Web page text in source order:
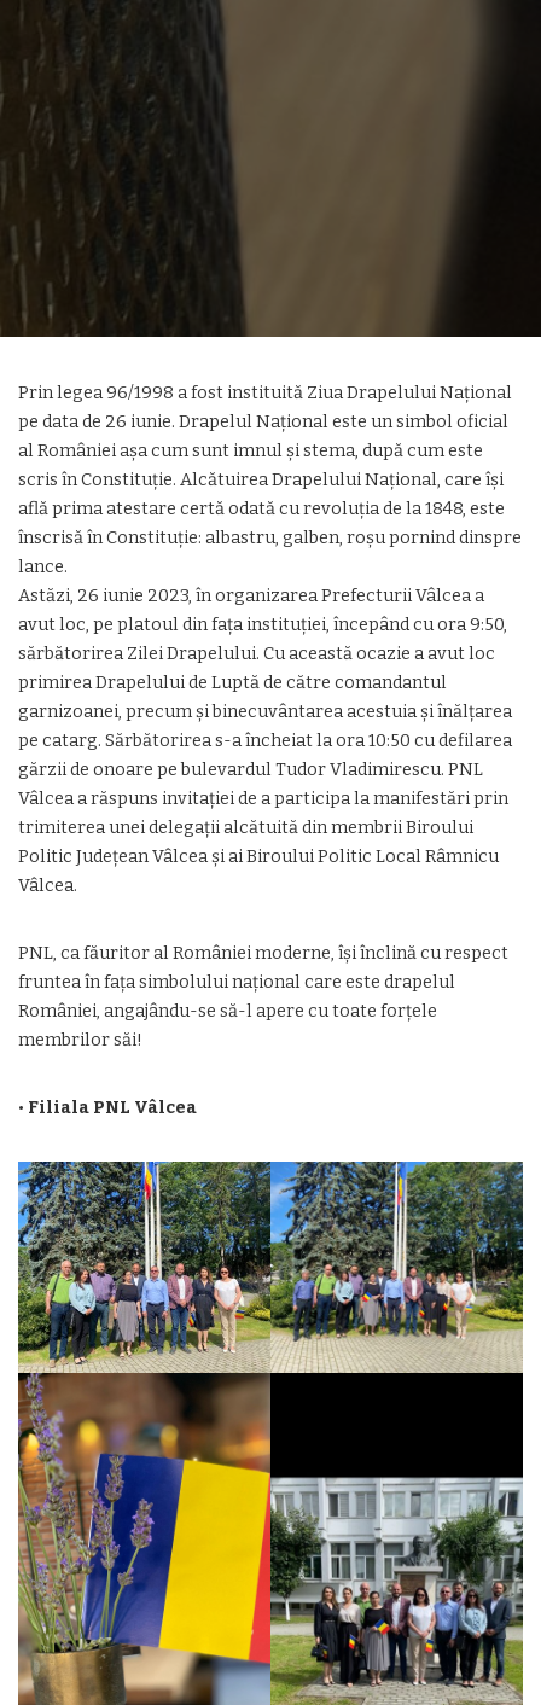
Prin legea 96/1998 a fost instituită Ziua Drapelului Național
pe data de 26 iunie. Drapelul Național este un simbol oficial
al României așa cum sunt imnul și stema, după cum este
scris în Constituţie. Alcătuirea Drapelului Național, care își
află prima atestare certă odată cu revoluția de la 1848, este
înscrisă în Constituţie: albastru, galben, roșu pornind dinspre
lance.
Astăzi, 26 iunie 2023, în organizarea Prefecturii Vâlcea a
avut loc, pe platoul din fața instituției, începând cu ora 9:50,
sărbătorirea Zilei Drapelului. Cu această ocazie a avut loc
primirea Drapelului de Luptă de către comandantul
garnizoanei, precum și binecuvântarea acestuia și înălțarea
pe catarg. Sărbătorirea s-a încheiat la ora 10:50 cu defilarea
gărzii de onoare pe bulevardul Tudor Vladimirescu. PNL
Vâlcea a răspuns invitației de a participa la manifestări prin
trimiterea unei delegații alcătuită din membrii Biroului
Politic Județean Vâlcea și ai Biroului Politic Local Râmnicu
Vâlcea.
PNL, ca făuritor al României moderne, își înclină cu respect
fruntea în fața simbolului național care este drapelul
României, angajându-se să-l apere cu toate forțele
membrilor săi!
• Filiala PNL Vâlcea